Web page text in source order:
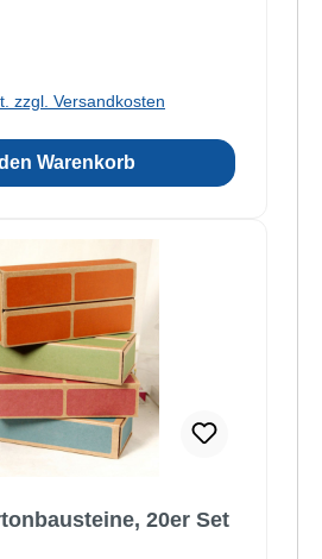
zzgl. Versandkosten
den Warenkorb
20er Set